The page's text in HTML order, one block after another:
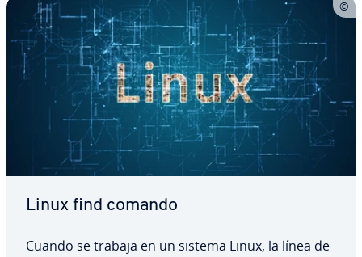
Linux find comando
Cuando se trabaja en un sistema Linux, la línea de